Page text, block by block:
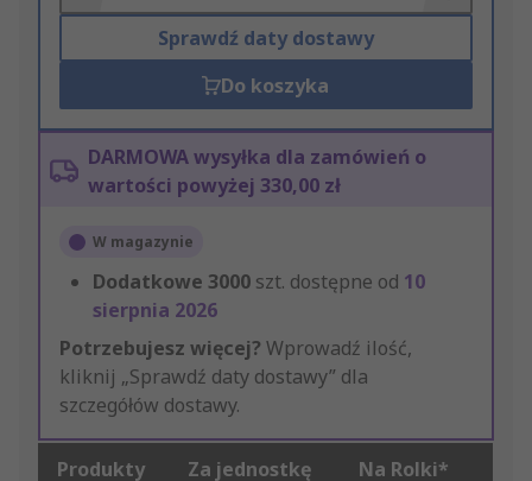
Sprawdź daty dostawy
Do koszyka
DARMOWA wysyłka dla zamówień o
wartości powyżej 330,00 zł
W magazynie
Dodatkowe 3000 szt. dostępne od 10
sierpnia 2026
Potrzebujesz więcej? Wprowadź ilość,
kliknij „Sprawdź daty dostawy” dla
szczegółów dostawy.
Produkty Za jednostkę Na Rolki*